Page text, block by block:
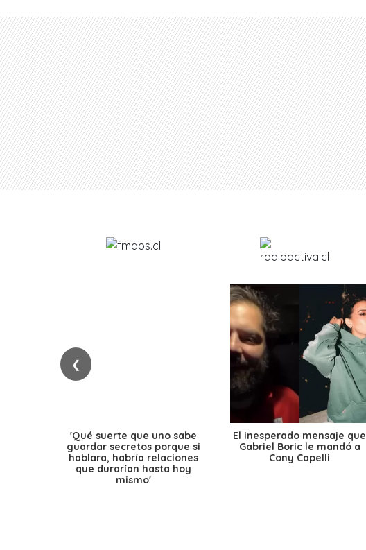
❮
'Qué suerte que uno sabe
guardar secretos porque si
hablara, habría relaciones
que durarían hasta hoy
mismo'
El inesperado mensaje que
Gabriel Boric le mandó a
Cony Capelli